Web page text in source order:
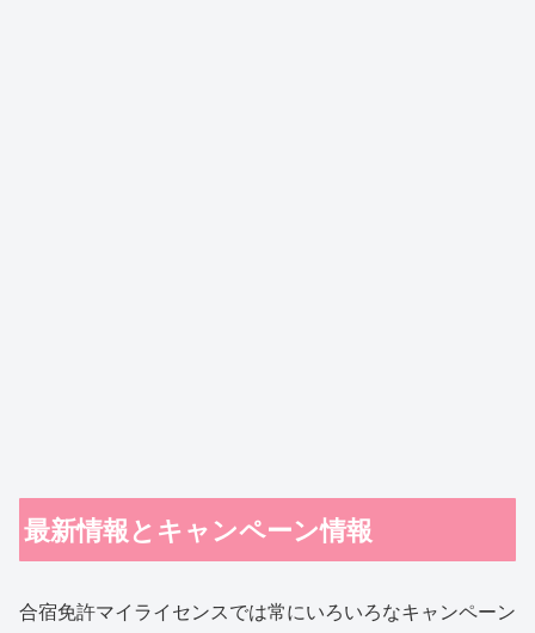
最新情報とキャンペーン情報
合宿免許マイライセンスでは常にいろいろなキャンペーン